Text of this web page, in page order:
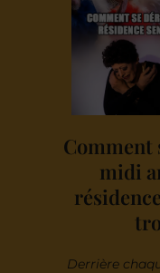
Comment
midi
Derrière